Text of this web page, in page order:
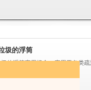
圾的浮筒
的浮筒应用场合：应用于各类